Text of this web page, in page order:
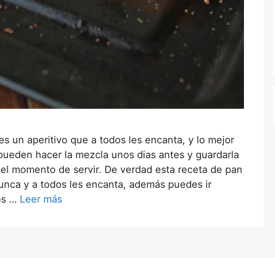
un aperitivo que a todos les encanta, y lo mejor
hacer la mezcla unos dias antes y guardarla
momento de servir. De verdad esta receta de pan
y a todos les encanta, además puedes ir
… Leer más